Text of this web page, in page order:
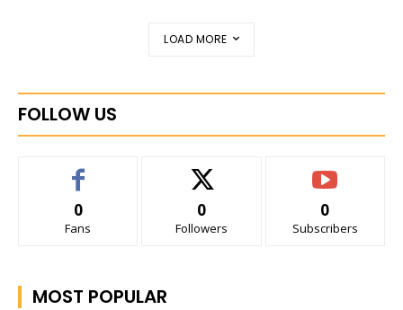
LOAD MORE
FOLLOW US
0
Fans
0
Followers
0
Subscribers
MOST POPULAR